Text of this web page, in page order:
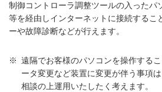
制御コントローラ調整ツールの入ったパ
等を経由しインターネットに接続するこ
ーや故障診断などが行えます。
※ 遠隔でお客様のパソコンを操作する
ータ変更など装置に変更が伴う事項
相談の上運用いたしたく考えます。